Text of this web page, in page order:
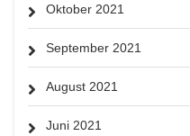
Oktober 2021
September 2021
August 2021
Juni 2021